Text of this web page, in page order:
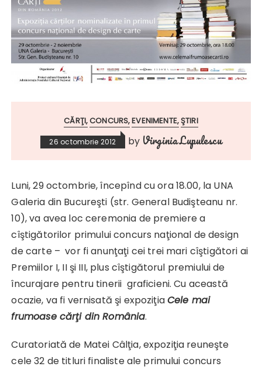
CĂRŢI CONCURS EVENIMENTE ŞTIRI
26 octombrie 2012 by Virginia Lupulescu
Luni, 29 octombrie, începînd cu ora 18.00, la UNA
Galeria din Bucureşti (str. General Budişteanu nr.
10), va avea loc ceremonia de premiere a
cîştigătorilor primului concurs naţional de design
de carte – vor fi anunţaţi cei trei mari cîştigători ai
Premiilor I, II şi III, plus cîştigătorul premiului de
încurajare pentru tinerii graficieni. Cu această
ocazie, va fi vernisată şi expoziţiaCele mai
frumoase cărţi din România.
Curatoriată de Matei Câlţia, expoziţia reuneşte
cele 32 de titluri finaliste ale primului concurs